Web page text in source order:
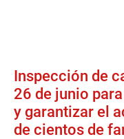
Inspección de
26 de junio
y garantizar el
de cientos de